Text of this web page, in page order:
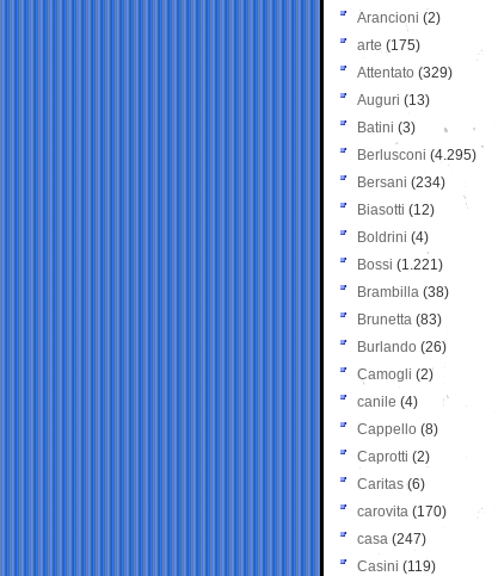
Arancioni (2)
arte (175)
Attentato (329)
Auguri (13)
Batini (3)
Berlusconi (4.295)
Bersani (234)
Biasotti (12)
Boldrini (4)
Bossi (1.221)
Brambilla (38)
Brunetta (83)
Burlando (26)
Camogli (2)
canile (4)
Cappello (8)
Caprotti (2)
Caritas (6)
carovita (170)
casa (247)
Casini (119)